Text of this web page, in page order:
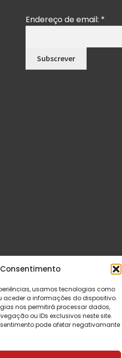
usamos tecnologias como
aceder a informações do dispositivo.
nos permitirá processar dados,
ou IDs exclusivos neste site.
pode afetar negativamante
Endereço de email: *
de Emergência. Todos os
reservados.